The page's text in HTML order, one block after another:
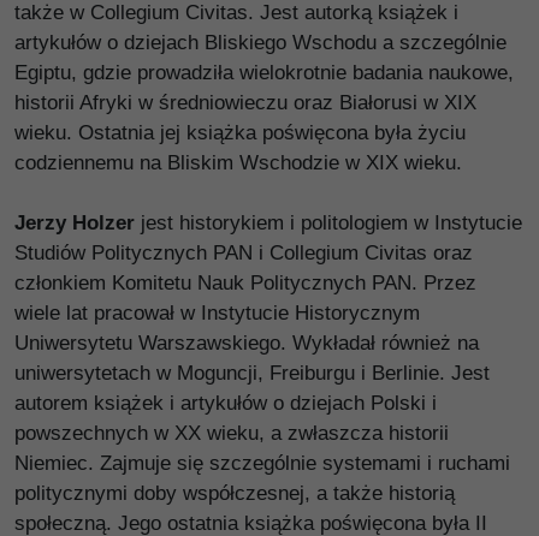
także w Collegium Civitas. Jest autorką książek i
artykułów o dziejach Bliskiego Wschodu a szczególnie
Egiptu, gdzie prowadziła wielokrotnie badania naukowe,
historii Afryki w średniowieczu oraz Białorusi w XIX
wieku. Ostatnia jej książka poświęcona była życiu
codziennemu na Bliskim Wschodzie w XIX wieku.
Jerzy Holzer jest historykiem i politologiem w Instytucie
Studiów Politycznych PAN i Collegium Civitas oraz
członkiem Komitetu Nauk Politycznych PAN. Przez
wiele lat pracował w Instytucie Historycznym
Uniwersytetu Warszawskiego. Wykładał również na
uniwersytetach w Moguncji, Freiburgu i Berlinie. Jest
autorem książek i artykułów o dziejach Polski i
powszechnych w XX wieku, a zwłaszcza historii
Niemiec. Zajmuje się szczególnie systemami i ruchami
politycznymi doby współczesnej, a także historią
społeczną. Jego ostatnia książka poświęcona była II